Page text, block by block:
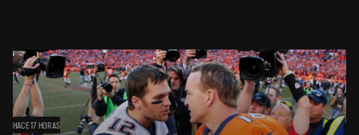
HACE 17 HORAS